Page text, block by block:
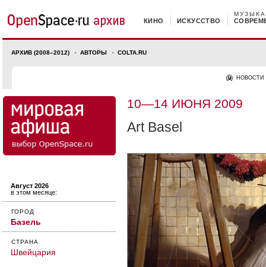
КИНО ИСКУССТВО
МУЗЫКА
АРХИВ (2008–2012) АВТОРЫ COLTA.RU
НОВОСТИ
Август 2026
в этом месяце:
ГОРОД
Базель
СТРАНА
Швейцария
10—14 ИЮНЯ 2009
Art Basel